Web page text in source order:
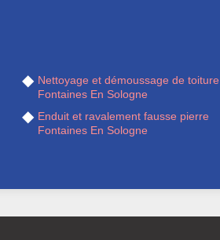
Nettoyage et démoussage de toiture
Fontaines En Sologne
Enduit et ravalement fausse pierre
Fontaines En Sologne